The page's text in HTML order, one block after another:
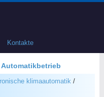
Kontakte
klimaautomatik /